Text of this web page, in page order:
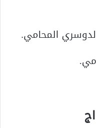
المحامي.